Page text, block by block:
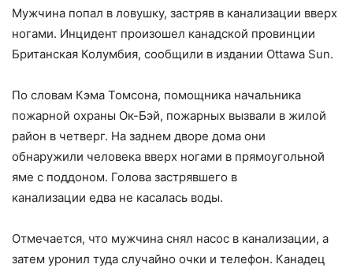
Мужчина попал в ловушку, застряв в канализации вверх
ногами. Инцидент произошел канадской провинции
Британская Колумбия, сообщили в издании Ottawa Sun.
По словам Кэма Томсона, помощника начальника
пожарной охраны Ок-Бэй, пожарных вызвали в жилой
район в четверг. На заднем дворе дома они
обнаружили человека вверх ногами в прямоугольной
яме с поддоном. Голова застрявшего в
канализации едва не касалась воды.
Отмечается, что мужчина снял насос в канализации, а
затем уронил туда случайно очки и телефон. Канадец